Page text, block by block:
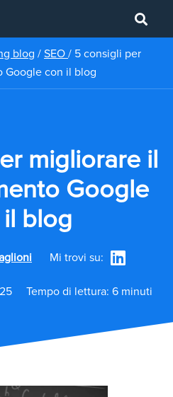
blog / SEO / 5 consigli per
Google con il blog
migliorare il
Google
blog
Mi trovi su:
Tempo di lettura: 6 minuti